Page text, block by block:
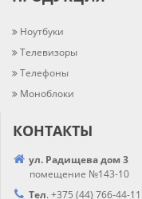
Ноутбуки
Телевизоры
Телефоны
Моноблоки
КОНТАКТЫ
ул. Радищева дом 3
помещение №143-10
Тел. +375 (44) 766-44-11